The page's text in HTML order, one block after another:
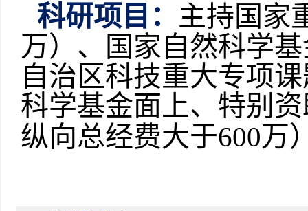
科研项目： 主持国家
万）、国家自然科学
自治区科技重大专项
科学基金面上、特别
纵向总经费大于600万